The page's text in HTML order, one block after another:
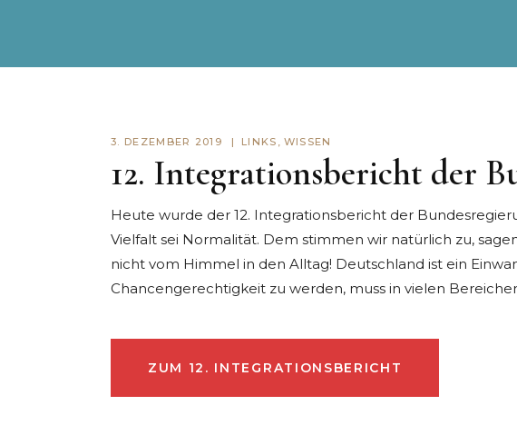
3. DEZEMBER 2019 LINKS , WISSEN
12. Integrationsbericht der
Heute wurde der 12. Integrationsbericht der
Vielfalt sei Normalität. Dem stimmen wir natürlich zu,
nicht vom Himmel in den Alltag! Deutschland ist ein
Chancengerechtigkeit zu werden, muss in vielen
ZUM 12. INTEGRATIONSBERICHT